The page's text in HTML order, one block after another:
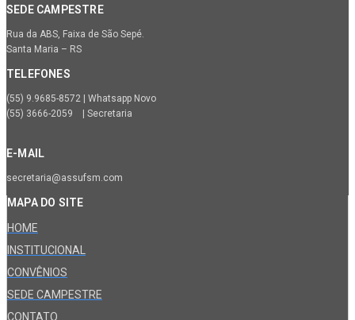
SEDE CAMPESTRE
Rua da ABS, Faixa de São Sepé.
Santa Maria – RS
TELEFONES
(55) 9.9685-8572 | Whatsapp Novo
(55) 3666-2059 | Secretaria
E-MAIL
secretaria@assufsm.com
MAPA DO SITE
HOME
INSTITUCIONAL
CONVÊNIOS
SEDE CAMPESTRE
CONTATO